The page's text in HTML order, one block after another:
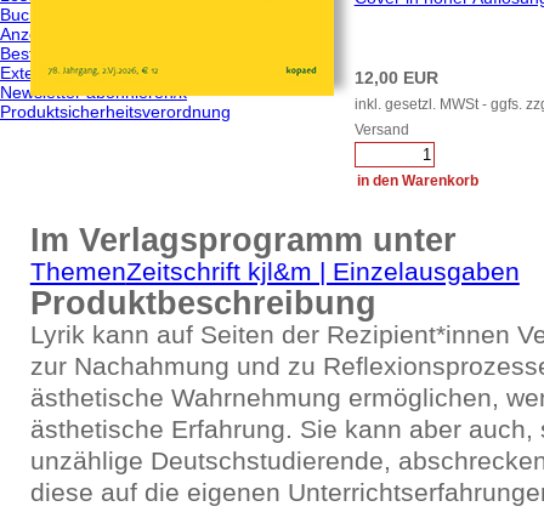
Buchhandel
Anzeigenkund*innen
Bestellmöglichkeiten
Externe Links
Newsletter abonnieren/k
Produktsicherheitsverordnung
12,00 EUR
inkl. gesetzl. MWSt - ggfs.
Versand
Im Verlagsprogramm unter
ThemenZeitschrift kjl&m | Einzelausgaben
Produktbeschreibung
Lyrik kann auf Seiten der Rezipient*innen
zur Nachahmung und zu
ästhetische Wahrnehmung ermöglichen,
ästhetische Erfahrung. Sie kann aber auch,
unzählige Deutschstudierende,
diese auf die eigenen